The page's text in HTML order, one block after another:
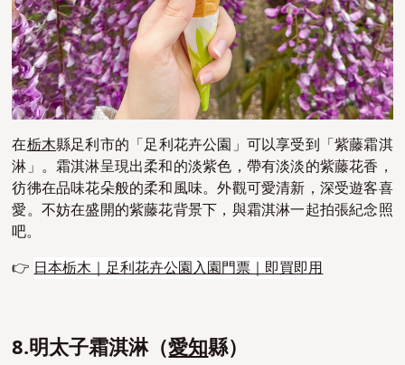
在栃木縣足利市的「足利花卉公園」可以享受到「紫藤霜淇
淋」。霜淇淋呈現出柔和的淡紫色，帶有淡淡的紫藤花香，
彷彿在品味花朵般的柔和風味。外觀可愛清新，深受遊客喜
愛。不妨在盛開的紫藤花背景下，與霜淇淋一起拍張紀念照
吧。
👉日本栃木｜足利花卉公園入園門票｜即買即用
8.明太子霜淇淋（愛知縣）